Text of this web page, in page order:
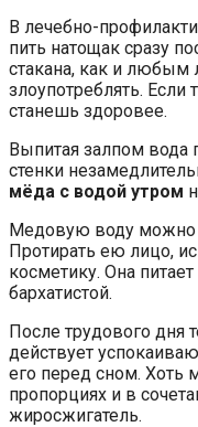
В лечебно-
пить натощак сразу
стакана, как и любым
злоупотреблять.
станешь здоровее.
Выпитая залпом вода
стенки
мёда с водой утром
Медовую воду можно
Протирать ею лицо,
косметику. Она
бархатистой.
После трудового дня
действует
его перед сном. Хоть
пропорциях и в
жиросжигатель.